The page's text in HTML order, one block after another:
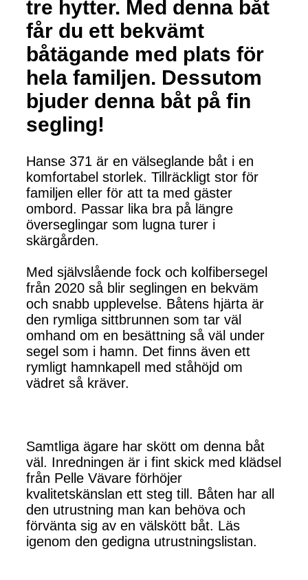
tre hytter. Med denna båt
får du ett bekvämt
båtägande med plats för
hela familjen. Dessutom
bjuder denna båt på fin
segling!
Hanse 371 är en välseglande båt i en
komfortabel storlek. Tillräckligt stor för
familjen eller för att ta med gäster
ombord. Passar lika bra på längre
överseglingar som lugna turer i
skärgården.
Med självslående fock och kolfibersegel
från 2020 så blir seglingen en bekväm
och snabb upplevelse. Båtens hjärta är
den rymliga sittbrunnen som tar väl
omhand om en besättning så väl under
segel som i hamn. Det finns även ett
rymligt hamnkapell med ståhöjd om
vädret så kräver.
Samtliga ägare har skött om denna båt
väl. Inredningen är i fint skick med klädsel
från Pelle Vävare förhöjer
kvalitetskänslan ett steg till. Båten har all
den utrustning man kan behöva och
förvänta sig av en välskött båt. Läs
igenom den gedigna utrustningslistan.